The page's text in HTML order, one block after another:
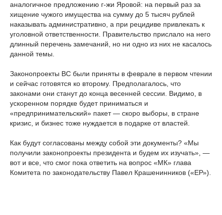
аналогичное предложению г-жи Яровой: на первый раз за
хищение чужого имущества на сумму до 5 тысяч рублей
наказывать административно, а при рецидиве привлекать к
уголовной ответственности. Правительство прислало на него
длинный перечень замечаний, но ни одно из них не касалось
данной темы.
Законопроекты ВС были приняты в феврале в первом чтении
и сейчас готовятся ко второму. Предполагалось, что
законами они станут до конца весенней сессии. Видимо, в
ускоренном порядке будет приниматься и
«предпринимательский» пакет — скоро выборы, в стране
кризис, и бизнес тоже нуждается в подарке от властей.
Как будут согласованы между собой эти документы? «Мы
получили законопроекты президента и будем их изучать», —
вот и все, что смог пока ответить на вопрос «МК» глава
Комитета по законодательству Павел Крашенинников («ЕР»).